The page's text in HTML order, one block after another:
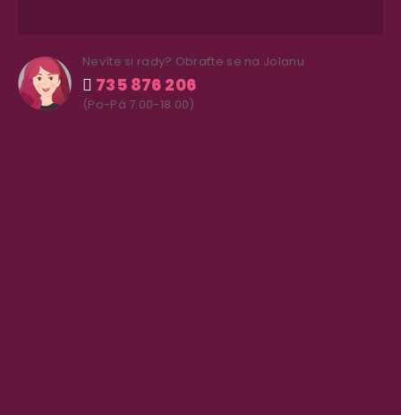
Nevíte si rady? Obraťte se na Jolanu
735 876 206
(Po-Pá 7.00-18.00)